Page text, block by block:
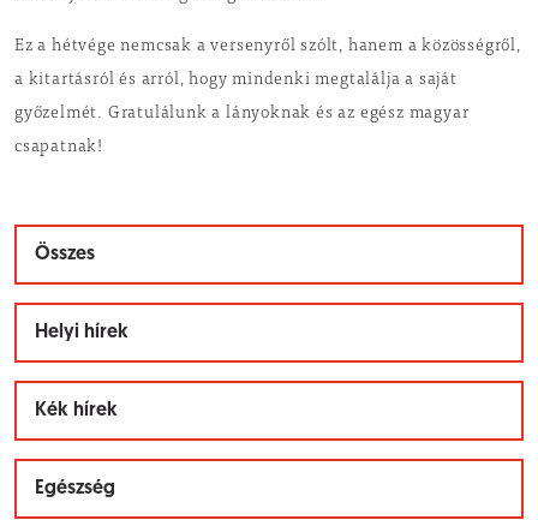
Ez a hétvége nemcsak a versenyről szólt, hanem a közösségről,
a kitartásról és arról, hogy mindenki megtalálja a saját
győzelmét. Gratulálunk a lányoknak és az egész magyar
csapatnak!
Összes
Helyi hírek
Kék hírek
Egészség